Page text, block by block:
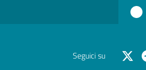
Seguici su